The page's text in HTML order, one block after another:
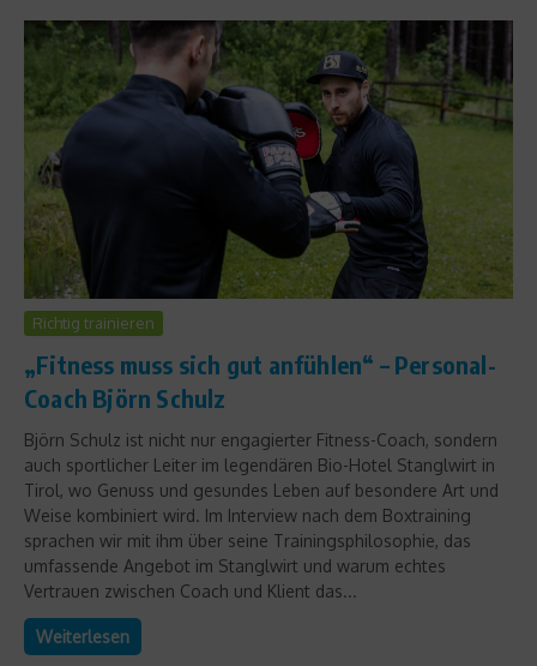
Richtig trainieren
„Fitness muss sich gut anfühlen“ – Personal-
Coach Björn Schulz
Björn Schulz ist nicht nur engagierter Fitness-Coach, sondern
auch sportlicher Leiter im legendären Bio-Hotel Stanglwirt in
Tirol, wo Genuss und gesundes Leben auf besondere Art und
Weise kombiniert wird. Im Interview nach dem Boxtraining
sprachen wir mit ihm über seine Trainingsphilosophie, das
umfassende Angebot im Stanglwirt und warum echtes
Vertrauen zwischen Coach und Klient das...
Weiterlesen